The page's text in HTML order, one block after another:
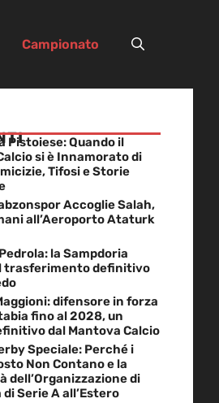
Campionato
Pistoiese: Quando il
si è Innamorato di
Tifosi e Storie
Accoglie Salah,
all’Aeroporto Ataturk
la Sampdoria
trasferimento definitivo
difensore in forza
fino al 2028, un
dal Mantova Calcio
Speciale: Perché i
Non Contano e la
dell’Organizzazione di
Serie A all’Estero